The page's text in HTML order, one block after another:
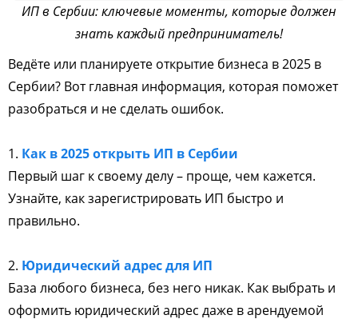
ИП в Сербии: ключевые моменты, которые должен
знать каждый предприниматель!
Ведёте или планируете открытие бизнеса в 2025 в
Сербии? Вот главная информация, которая поможет
разобраться и не сделать ошибок.
1. Как в 2025 открыть ИП в Сербии
Первый шаг к своему делу – проще, чем кажется.
Узнайте, как зарегистрировать ИП быстро и
правильно.
2. Юридический адрес для ИП
База любого бизнеса, без него никак. Как выбрать и
оформить юридический адрес даже в арендуемой